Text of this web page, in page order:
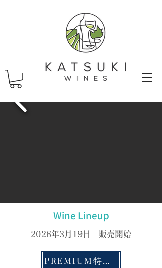
Wine Lineup
2026年3月19日 販売開始
PREMIUM特設サイト